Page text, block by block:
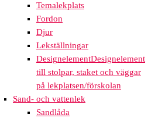
Temalekplats
Fordon
Djur
Lekställningar
DesignelementDesignelement
till stolpar, staket och väggar
på lekplatsen/förskolan
Sand- och vattenlek
Sandlåda